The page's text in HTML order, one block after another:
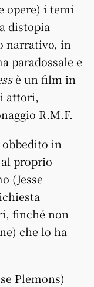
opere) i temi
distopia
narrativo, in
paradossale e
è un film in
attori,
R.M.F.
obbedito in
proprio
(Jesse
finché non
che lo ha
Plemons)